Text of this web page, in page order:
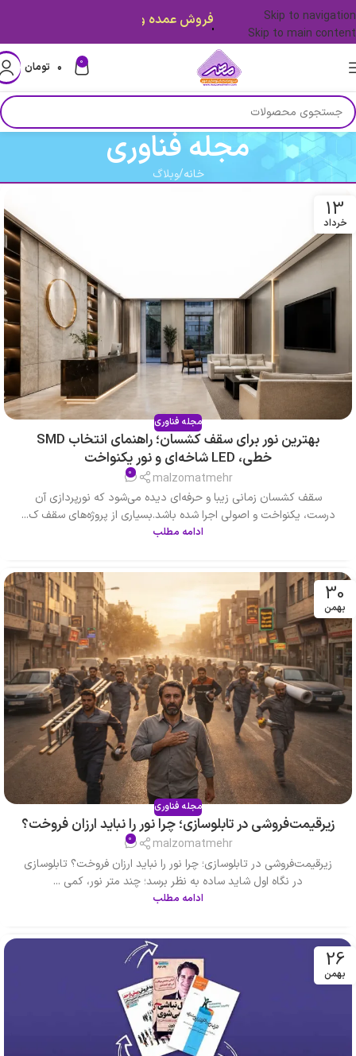
Skip to navigation
Skip to main content
0 ۰ تومان
مجله فناوری
خانه وبلاگ
13
خرداد
مجله فناوری
بهترین نور برای سقف کشسان؛ راهنمای انتخاب SMD
خطی، LED شاخه‌ای و نور یکنواخت
malzomatmehr
0
سقف کشسان زمانی زیبا و حرفه‌ای دیده می‌شود که نورپردازی آن
درست، یکنواخت و اصولی اجرا شده باشد.بسیاری از پروژه‌های سقف ک...
ادامه مطلب
30
بهمن
مجله فناوری
زیرقیمت‌فروشی در تابلوسازی؛ چرا نور را نباید ارزان فروخت؟
malzomatmehr
0
زیرقیمت‌فروشی در تابلوسازی؛ چرا نور را نباید ارزان فروخت؟ تابلوسازی
در نگاه اول شاید ساده به نظر برسد؛ چند متر نور، کمی ...
ادامه مطلب
26
بهمن
قیمت ها بروز میباشد.